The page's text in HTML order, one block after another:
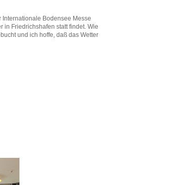
Internationale Bodensee Messe
in Friedrichshafen statt findet. Wie
und ich hoffe, daß das Wetter